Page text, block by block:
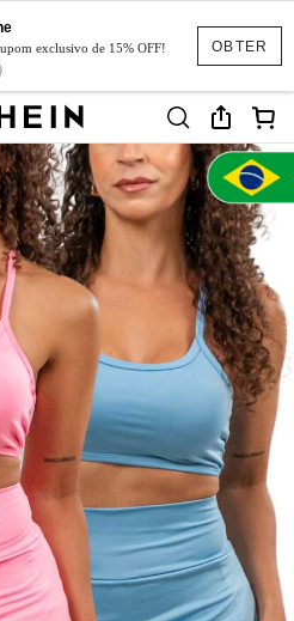
OBTER
exclusivo de 15% OFF!